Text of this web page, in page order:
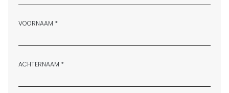
VOORNAAM *
ACHTERNAAM *